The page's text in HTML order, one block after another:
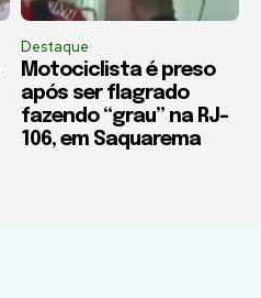
Destaque
Motociclista é preso
após ser flagrado
fazendo “grau” na RJ-
106, em Saquarema